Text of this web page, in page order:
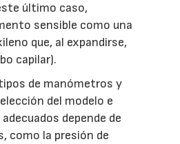
último caso,
sensible como una
que, al expandirse,
capilar).
de manómetros y
del modelo e
depende de
como la presión de